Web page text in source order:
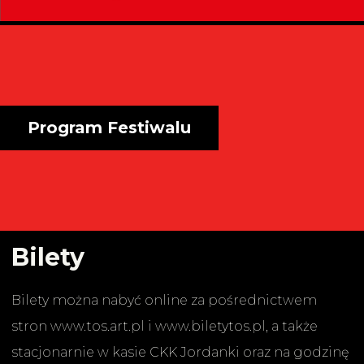
Program Festiwalu
Bilety
Bilety można nabyć online za pośrednictwem
stron www.tos.art.pl i www.biletytos.pl, a także
stacjonarnie w kasie CKK Jordanki oraz na godzinę